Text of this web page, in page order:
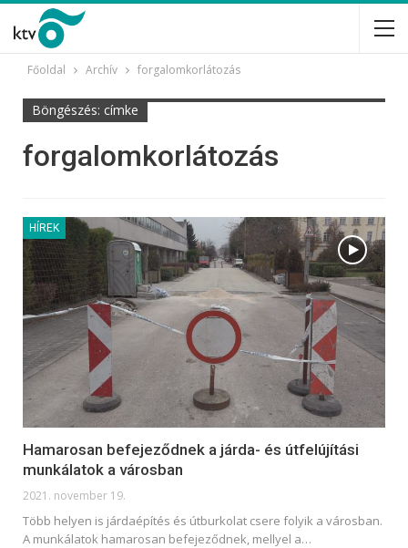
Főoldal Archív forgalomkorlátozás
Böngészés: címke
forgalomkorlátozás
HÍREK
Hamarosan befejeződnek a járda- és útfelújítási
munkálatok a városban
2021. november 19.
Több helyen is járdaépítés és útburkolat csere folyik a városban.
A munkálatok hamarosan befejeződnek, mellyel a…